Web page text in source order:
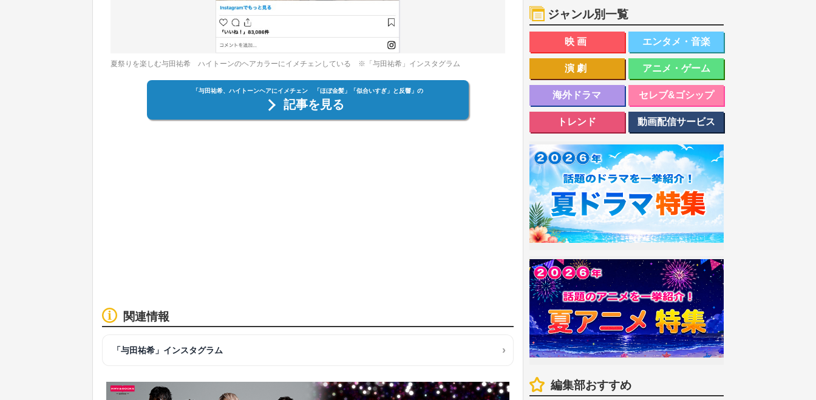
夏祭りを楽しむ与田祐希 ハイトーンのヘアカラーにイメチェンしている ※「与田祐希」インスタグラム
「与田祐希、ハイトーンヘアにイメチェン 「ほぼ金髪」「似合いすぎ」と反響」の
記事を見る
関連情報
「与田祐希」インスタグラム
ジャンル別一覧
映画 エンタメ・音楽
演劇 アニメ・ゲーム
海外ドラマ セレブ&ゴシップ
トレンド 動画配信サービス
編集部おすすめ